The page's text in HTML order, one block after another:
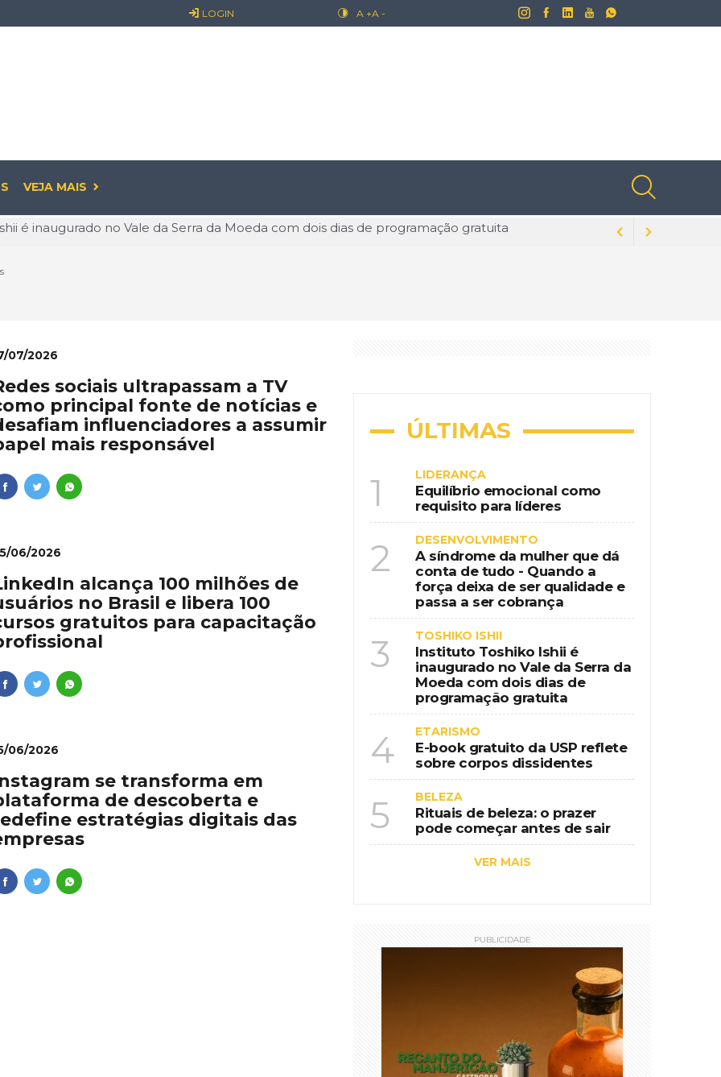
LOGIN A +A -
VEJA MAIS
discurso e entra na prática: guia criado na USP expõe exclusões ainda naturalizadas no Brasil
que conquista o mundo e abre novas oportunidades na tecnologia
dominar vídeos pelo celular se torna diferencial profissional na era da educação digital
à experiência: restaurante em Curitiba transforma inspiração country em destino de
que dá conta de tudo
é inaugurado no Vale da Serra da Moeda com dois dias de programação gratuita
07/2026
sociais ultrapassam a TV
principal fonte de notícias e
influenciadores a assumir
mais responsável
06/2026
alcança 100 milhões de
no Brasil e libera 100
gratuitos para capacitação
06/2026
se transforma em
de descoberta e
estratégias digitais das
ÚLTIMAS
1 LIDERANÇA
Equilíbrio emocional como
requisito para líderes
2 DESENVOLVIMENTO
A síndrome da mulher que dá
conta de tudo - Quando a
força deixa de ser qualidade e
passa a ser cobrança
3 TOSHIKO ISHII
Instituto Toshiko Ishii é
inaugurado no Vale da Serra da
Moeda com dois dias de
programação gratuita
4 ETARISMO
E-book gratuito da USP reflete
sobre corpos dissidentes
5 BELEZA
Rituais de beleza: o prazer
pode começar antes de sair
VER MAIS
PUBLICIDADE